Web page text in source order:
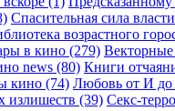
Спасительная сила
возрастного
в кино (279)
news (80) Книги
кино (74) Любовь от И
излишеств (39) Секс-